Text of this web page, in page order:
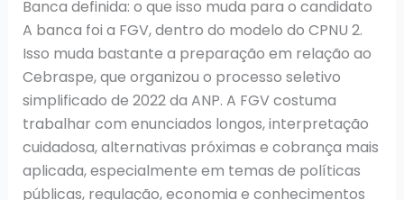
Banca definida: o que isso muda para o candidato
A banca foi a FGV, dentro do modelo do CPNU 2.
Isso muda bastante a preparação em relação ao
Cebraspe, que organizou o processo seletivo
simplificado de 2022 da ANP. A FGV costuma
trabalhar com enunciados longos, interpretação
cuidadosa, alternativas próximas e cobrança mais
aplicada, especialmente em temas de políticas
públicas, regulação, economia e conhecimentos